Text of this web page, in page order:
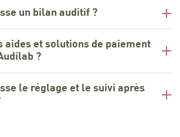
un bilan auditif ?
aides et solutions de paiement
?
le réglage et le suivi après